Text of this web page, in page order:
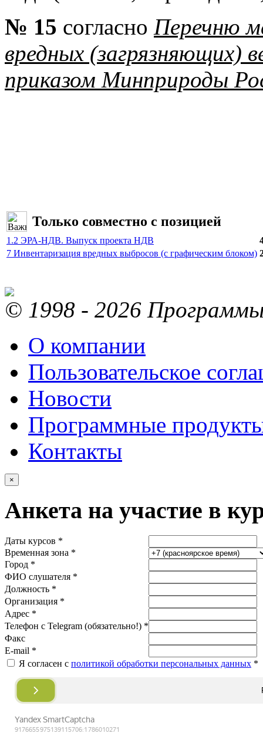
№ 15 согласно Перечню
вредных (загрязняющих)
приказом Минприроды
Только совместно с позицией
1.2 ЭРА-НДВ. Выпуск проекта НДВ
7 Инвентаризация вредных выбросов (с графическим блоком)
© 1998 - 2026 Программы
О компании
Пользовательское
Новости
Программные
Контакты
×
Анкета на участие в
Даты курсов *
Временная зона *
Город *
ФИО слушателя *
Должность *
Организация *
Адрес *
Телефон с Telegram (обязательно!) *
Факс
E-mail *
Я согласен с политикой обработки персональных данных *